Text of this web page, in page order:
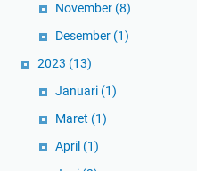
November (8)
Desember (1)
2023 (13)
Januari (1)
Maret (1)
April (1)